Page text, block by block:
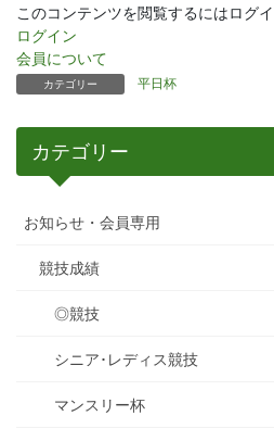
このコンテンツを閲覧するにはログイ
ログイン
会員について
カテゴリー 平日杯
カテゴリー
お知らせ・会員専用
競技成績
◎競技
シニア･レディス競技
マンスリー杯